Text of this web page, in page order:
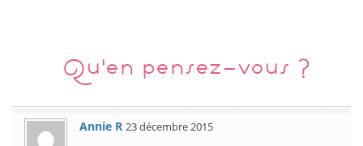
Qu'en pensez-vous ?
Annie R 23 décembre 2015